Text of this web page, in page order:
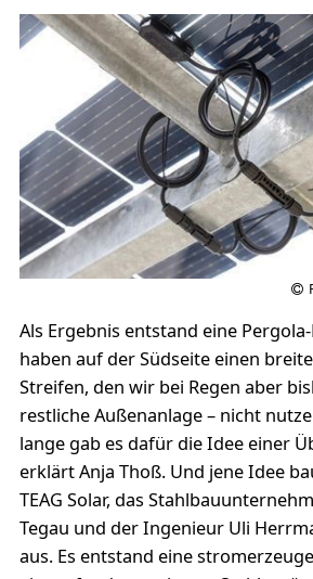
Als Ergebnis entstand eine
haben auf der Südseite einen
Streifen, den wir bei Regen aber
restliche Außenanlage – nicht
lange gab es dafür die Idee einer
erklärt Anja Thoß. Und jene Idee
TEAG Solar, das
Tegau und der Ingenieur Uli
aus. Es entstand eine